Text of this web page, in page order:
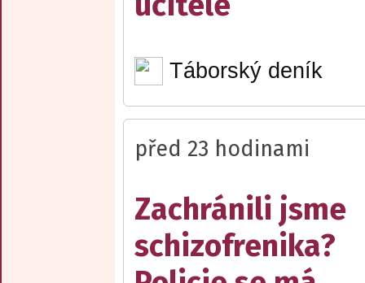
Táborský deník
před 23 hodinami
Zachránili jsme
schizofrenika?